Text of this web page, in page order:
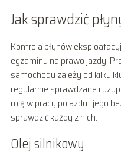
Jak sprawdzić
Kontrola płynów
egzaminu na prawo jazdy.
samochodu zależy od kilku
regularnie sprawdzane i
rolę w pracy pojazdu i jego
sprawdzić każdy z nich:
Olej silnikowy